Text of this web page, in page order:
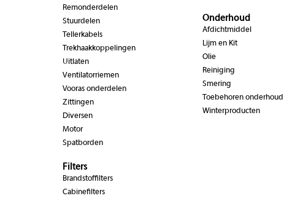
Remonderdelen
Stuurdelen
Tellerkabels
Trekhaakkoppelingen
Uitlaten
Ventilatorriemen
Vooras onderdelen
Zittingen
Diversen
Motor
Spatborden
Filters
Brandstoffilters
Cabinefilters
Onderhoud
Afdichtmiddel
Lijm en Kit
Olie
Reiniging
Smering
Toebehoren onderhoud
Winterproducten